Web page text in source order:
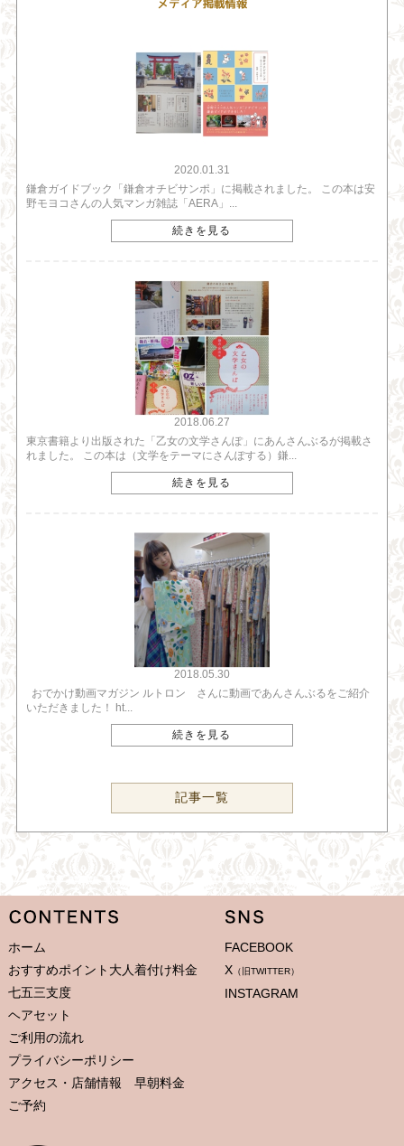
2020.01.31
鎌倉ガイドブック「鎌倉オチビサンポ」に掲載されました。 この本は安
野モヨコさんの人気マンガ雑誌「AERA」...
続きを見る
2018.06.27
東京書籍より出版された「乙女の文学さんぽ」にあんさんぶるが掲載さ
れました。 この本は（文学をテーマにさんぽする）鎌...
続きを見る
2018.05.30
おでかけ動画マガジン ルトロン さんに動画であんさんぶるをご紹介
いただきました！ ht...
続きを見る
記事一覧
ホーム
おすすめポイント大人着付け料金
七五三支度
ヘアセット
ご利用の流れ
プライバシーポリシー
アクセス・店舗情報 早朝料金
ご予約
FACEBOOK
X （旧TWITTER）
INSTAGRAM